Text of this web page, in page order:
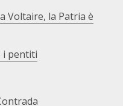
Voltaire, la Patria è
i pentiti